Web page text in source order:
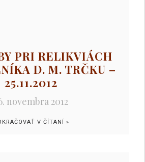
PRI RELIKVIÁCH
D. M. TRČKU –
25.11.2012
novembra 2012
V ČÍTANÍ »